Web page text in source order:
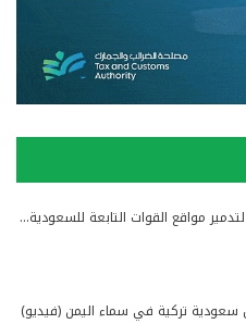
مواقع القوات التابعة للسعودية…
تركية في سماء اليمن (فيديو)